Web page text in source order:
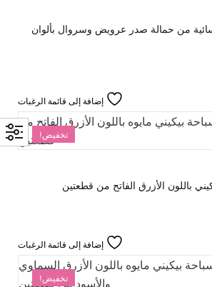
من حمالة صدر عرويض وسروال بألوان
إضافة إلى قائمة الرغبات
تخفيض!
باللون الأزرق الفاتح من قطعتين
إضافة إلى قائمة الرغبات
تخفيض!